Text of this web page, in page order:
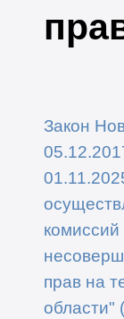
Закон
прав на
области"